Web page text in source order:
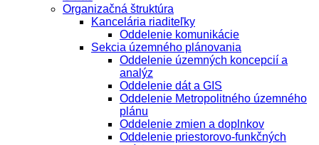
Organizačná štruktúra
Kancelária riaditeľky
Oddelenie komunikácie
Sekcia územného plánovania
Oddelenie územných koncepcií a
analýz
Oddelenie dát a GIS
Oddelenie Metropolitného územného
plánu
Oddelenie zmien a doplnkov
Oddelenie priestorovo-funkčných